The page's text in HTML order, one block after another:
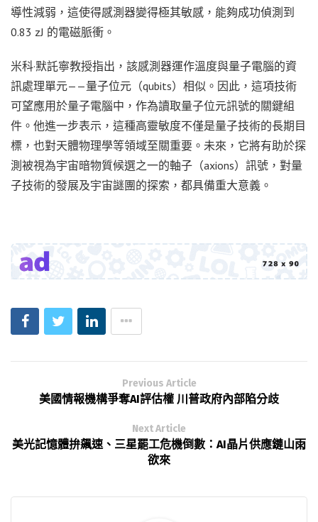
導性減弱，這使得感測器變得極其敏感，能夠成功偵測到
0.83 zJ 的電磁脈衝。
米科·默託寧教授指出，該感測器運作溫度與量子電腦的資
訊處理單元——量子位元（qubits）相似。因此，這項技術
可望應用於量子電腦中，作為讀取量子位元訊號的關鍵組
件。他進一步表示，這種高靈敏度不僅是量子技術的長期目
標，也對天體物理學等領域至關重要。未來，它將有助於探
測被視為宇宙暗物質候選之一的軸子（axions）訊號，對量
子技術的發展及宇宙謎團的探索，都具備重大意義。
Previous Article
美國情報機構爭奪AI評估權 川普政府內部陷分歧
Next Article
美光記憶體拚飆速、三星罷工危機倒數：AI晶片供應鏈山雨
欲來